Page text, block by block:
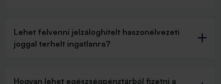
Lehet felvenni jelzáloghitelt haszonélvezeti
joggal terhelt ingatlanra?
Hogyan lehet egészségpénztárból fizetni a